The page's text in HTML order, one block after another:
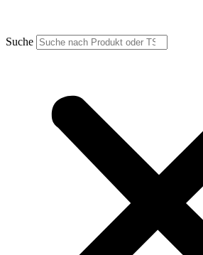
Suche